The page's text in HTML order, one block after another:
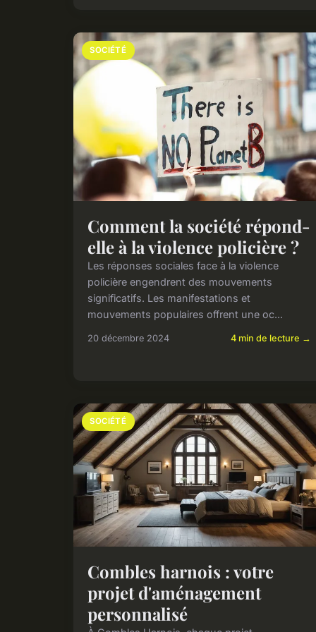
SOCIÉTÉ
Comment la société répond-
elle à la violence policière ?
Les réponses sociales face à la violence
policière engendrent des mouvements
significatifs. Les manifestations et
mouvements populaires offrent une oc...
20 décembre 2024 4 min de lecture →
SOCIÉTÉ
Combles harnois : votre
projet d'aménagement
personnalisé